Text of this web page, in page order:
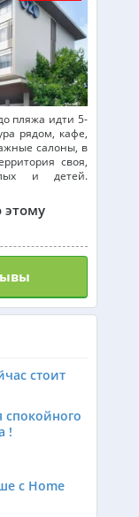
Алматы
Финляндия из Алматы
Алматы
Азербайджан из Алматы
пляжа идти 5-
рядом, кафе,
салоны, в
своя,
и детей.
этому
стоит
спокойного
!
с Home